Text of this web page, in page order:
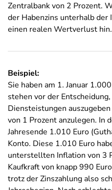
Zentralbank von 2 Prozent.
der Habenzins unterhalb
einen realen Wertverlust hin.
Beispiel:
Sie haben am 1. Januar
stehen vor der
Diensteistungen
von 1 Prozent anzulegen. In
Jahresende 1.010 Euro
Konto. Diese 1.010 Euro
unterstellten Inflation von 3
Kaufkraft von knapp 990
trotz der Zinszahlung also